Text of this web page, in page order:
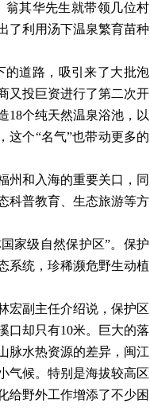
翁其华先生就带领几位村
了利用汤下温泉繁育苗种
的道路，吸引来了大批泡
又投巨资进行了第二次开
18个纯天然温泉浴池，以
这个“名气”也带动更多的
和入海的重要关口，同
科普教育、生态旅游等方
家级自然保护区”。保护
系统，珍稀濒危野生动植
副主任介绍说，保护区
口却只有10米。巨大的落
脉水热资源的差异，闽江
气候。特别是海拔较高区
给野外工作增添了不少困